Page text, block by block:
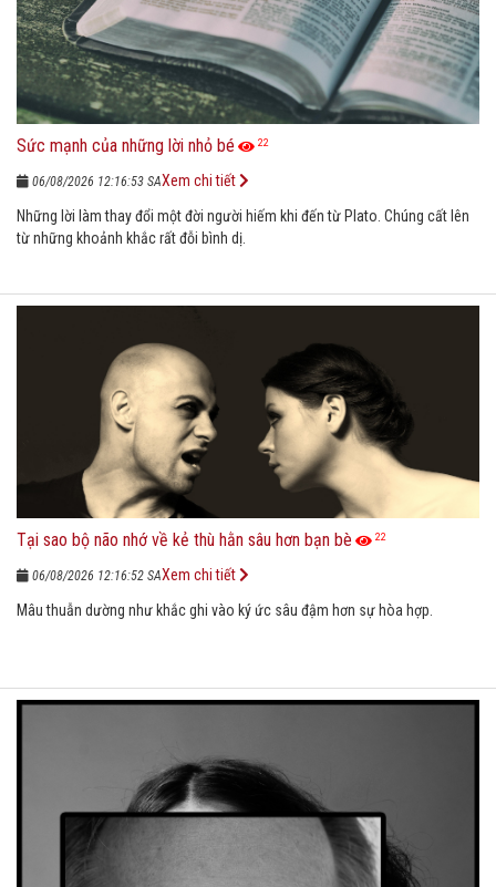
Sức mạnh của những lời nhỏ bé 22
06/08/2026 12:16:53 SA
Những lời làm thay đổi một đời người hiếm khi đến từ Plato. Chúng cất lên
từ những khoảnh khắc rất đỗi bình dị.
Xem chi tiết
Tại sao bộ não nhớ về kẻ thù hằn sâu hơn bạn bè 22
06/08/2026 12:16:52 SA
Mâu thuẫn dường như khắc ghi vào ký ức sâu đậm hơn sự hòa hợp.
Xem chi tiết